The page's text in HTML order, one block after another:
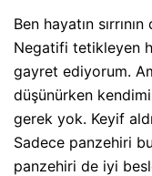
Ben hayatın
Negatifi tetikleyen
gayret ediyorum.
düşünürken
gerek yok. Keyif
Sadece panzehiri
panzehiri de iyi